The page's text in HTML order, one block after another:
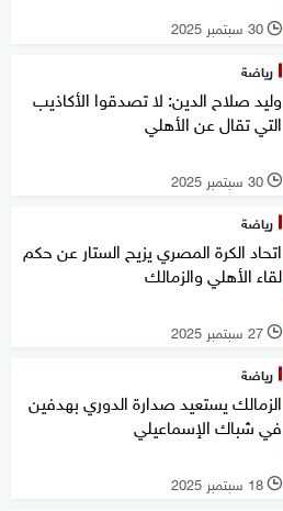
l 30 سبتمبر 2025
رياضة
وليد صلاح الدين: لا تصدقوا الأكاذيب
التي تقال عن الأهلي
l 30 سبتمبر 2025
رياضة
اتحاد الكرة المصري يزيح الستار عن حكم
لقاء الأهلي والزمالك
l 27 سبتمبر 2025
رياضة
الزمالك يستعيد صدارة الدوري بهدفين
في شباك الإسماعيلي
l 18 سبتمبر 2025